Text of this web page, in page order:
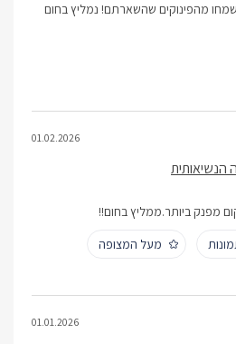
מהפינוקים שהשארתם! נמליץ בחום
הנשיאותית
01.02.2026
מפנק ביותר.ממליץ בחום!!
מעל המצופה
01.01.2026